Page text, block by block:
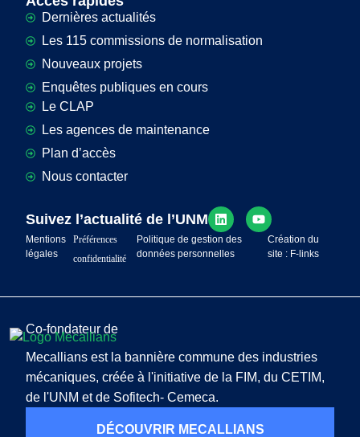
Dernières actualités
Les 115 commissions de normalisation
Nouveaux projets
Enquêtes publiques en cours
Le CLAP
Les agences de maintenance
Plan d’accès
Nous contacter
Suivez l’actualité de l’UNM
Mentions
légales
Préférences
confidentialité
Politique de gestion des
données personnelles
Création du
site : F-links
Co-fondateur de
Mecallians est la bannière commune des industries
mécaniques, créée à l'initiative de la FIM, du CETIM,
de l'UNM et de Sofitech- Cemeca.
DÉCOUVRIR MECALLIANS